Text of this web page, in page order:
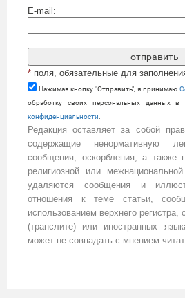
E-mail:
* поля, обязательные для
Нажимая кнопку "Отправить", я принимаю
обработку своих персональных данных в
конфиденциальности.
Редакция оставляет за собой
содержащие ненормативную
сообщения, оскорбления, а также
религиозной или
удаляются сообщения и
отношения к теме статьи,
использованием верхнего
(транслите) или иностранных
может не совпадать с мнением